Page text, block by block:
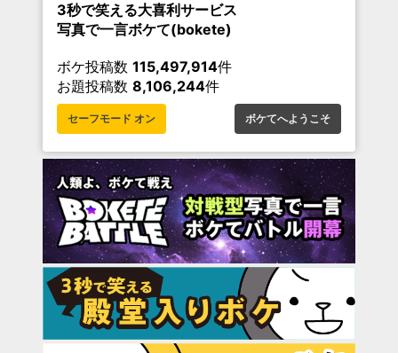
3秒で笑える大喜利サービス
写真で一言ボケて(bokete)
ボケ投稿数 115,497,914件
お題投稿数 8,106,244件
セーフモード オン ボケてへようこそ